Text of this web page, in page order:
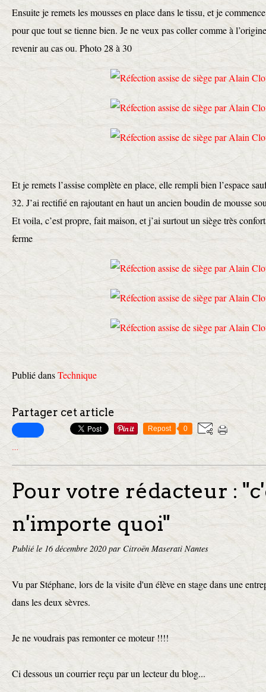
Ensuite je remets les mousses en place dans le tissu, et je
pour que tout se tienne bien. Je ne veux pas coller comme à
revenir au cas ou. Photo 28 à 30
Et je remets l’assise complète en place, elle rempli bien l’espace
32. J’ai rectifié en rajoutant en haut un ancien boudin de mousse
Et voila, c’est propre, fait maison, et j’ai surtout un siège très
ferme
Publié dansTechnique
Partager cet article
Repost 0
…
Pour votre rédacteur :
n'importe quoi"
Publié le 16 décembre 2020par Citroën Maserati Nantes
Vu par Stéphane, lors de la visite d'un élève en stage dans une
dans les deux sèvres.
Je ne voudrais pas remonter ce moteur !!!!
Ci dessous un courrier reçu par un lecteur du blog...